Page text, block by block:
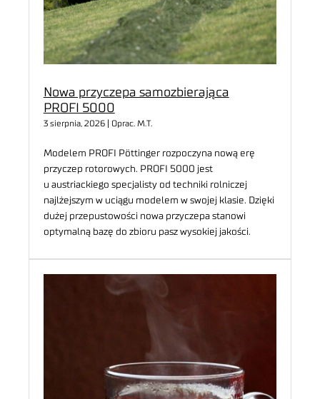
Nowa przyczepa samozbierająca
PROFI 5000
3 sierpnia, 2026 | Oprac. M.T.
Modelem PROFI Pöttinger rozpoczyna nową erę
przyczep rotorowych. PROFI 5000 jest
u austriackiego specjalisty od techniki rolniczej
najlżejszym w uciągu modelem w swojej klasie. Dzięki
dużej przepustowości nowa przyczepa stanowi
optymalną bazę do zbioru pasz wysokiej jakości.